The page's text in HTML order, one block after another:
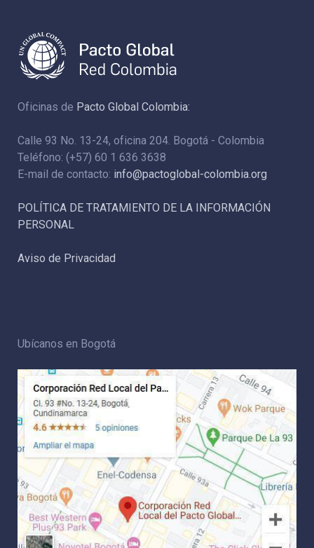
Oficinas de Pacto Global Colombia:
Calle 93 No. 13-24, oficina 204. Bogotá - Colombia
Teléfono: (+57) 60 1 636 3638
E-mail de contacto: info@pactoglobal-colombia.org
POLÍTICA DE TRATAMIENTO DE LA INFORMACIÓN
PERSONAL
Aviso de Privacidad
Ubícanos en Bogotá